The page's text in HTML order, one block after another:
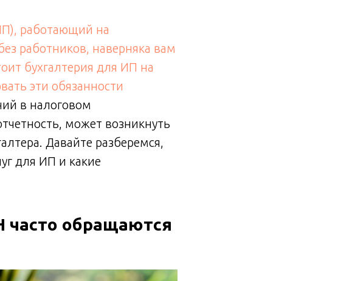
работающий на
работников, наверняка вам
бухгалтерия для ИП на
эти обязанности
в налоговом
может возникнуть
Давайте разберемся,
для ИП и какие
часто обращаются